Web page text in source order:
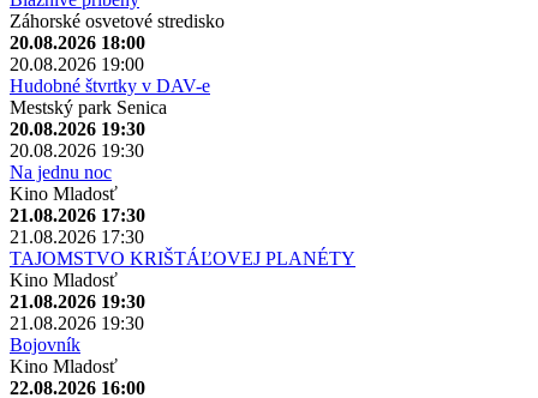
Záhorské osvetové stredisko
20.08.2026 18:00
20.08.2026 19:00
Hudobné štvrtky v DAV-e
Mestský park Senica
20.08.2026 19:30
20.08.2026 19:30
Na jednu noc
Kino Mladosť
21.08.2026 17:30
21.08.2026 17:30
TAJOMSTVO KRIŠTÁĽOVEJ PLANÉTY
Kino Mladosť
21.08.2026 19:30
21.08.2026 19:30
Bojovník
Kino Mladosť
22.08.2026 16:00